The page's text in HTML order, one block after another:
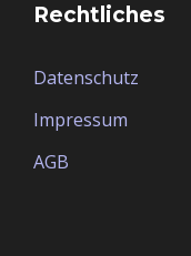
Rechtliches
Datenschutz
Impressum
AGB